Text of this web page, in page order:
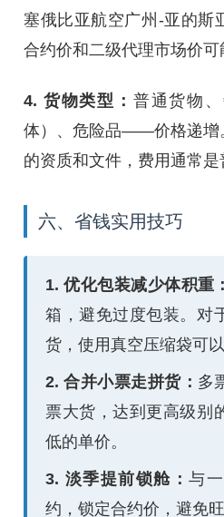
塞俄比亚航空广州-亚的斯
合约价和二级代理市场价可
4. 货物类型： 普通货物
体）、危险品——价格递增
的资质和文件，费用通常是
六、省钱实用技巧
1. 优化包装减少体积重：
箱，避免过度包装。对
货，使用真空压缩袋可
2. 合并小票走拼货： 多
票大货，达到更高级别
低的单价。
3. 淡季提前锁舱：与
约，锁定合约价，避免旺